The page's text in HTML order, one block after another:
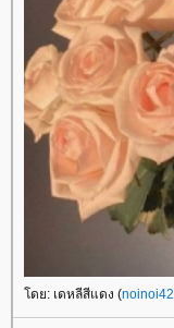
ดย: เดหลีสีแดง (noinoi42